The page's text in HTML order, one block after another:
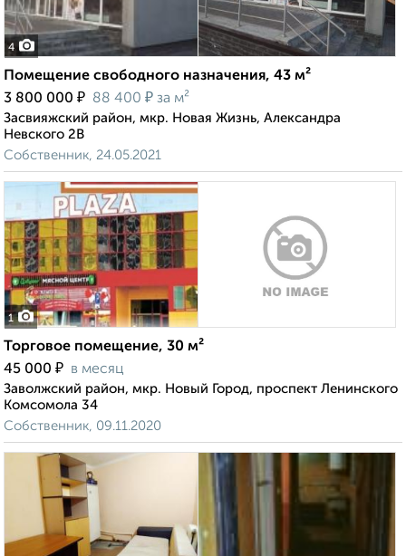
4
Помещение свободного назначения, 43 м²
3 800 000 ₽ 88 400 ₽ за м²
Засвияжский район, мкр. Новая Жизнь, Александра
Невского 2В
Собственник, 24.05.2021
1
Торговое помещение, 30 м²
45 000 ₽ в месяц
Заволжский район, мкр. Новый Город, проспект Ленинского
Комсомола 34
Собственник, 09.11.2020